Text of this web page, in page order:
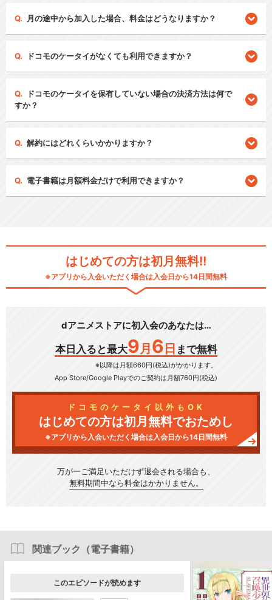
月の途中から加入した場合、料金はどうなりますか？
ドコモのケータイがなくても利用できますか？
ドコモのケータイを保有していない場合の決済方法は何で
すか？
解約にはどれくらいかかりますか？
電子書籍は月額料金だけで利用できますか？
はじめての方は初月無料!!
※アプリから入会いただく場合は入会日から14日間無料
dアニメストアに初入会のあなたは…
本日入ると最大9 月 6 日 まで無料
※以降は月額660円(税込)がかかります。
App Store/Google Playでのご契約は月額760円(税込)
ドコモのケータイ以外もOK
はじめての方は初月無料でおためし
※アプリから入会いただく場合は入会日から14日間無料
万が一ご満足いただけず退会される場合も、
無料期間中なら料金はかかりません。
関連ブック（電子書籍）
このエピソードが読めます